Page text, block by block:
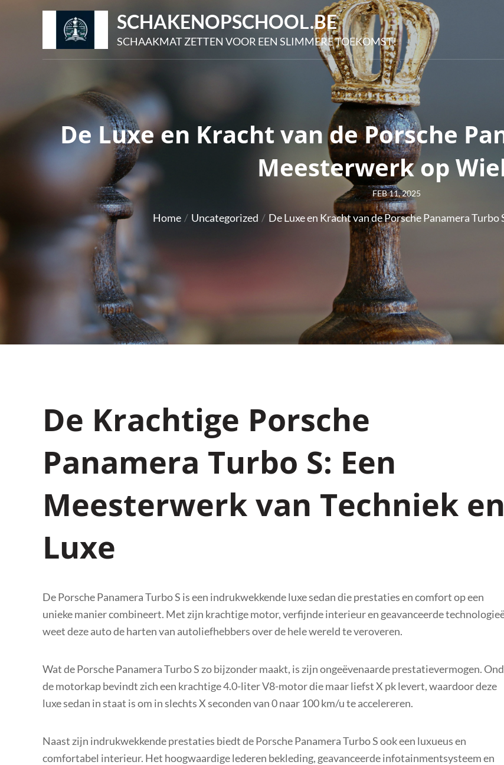
SCHAKENOPSCHOOL.BE
SCHAAKMAT ZETTEN VOOR EEN SLIMMERE TOEKOMST!
De Luxe en Kracht van de Porsche
Meesterwerk op
Posted
on
FEB 11, 2025
Home Uncategorized De Luxe en Kracht van de Porsche Panamera
De Krachtige Porsche
Panamera Turbo S: Een
Meesterwerk van Techniek en
Luxe
De Porsche Panamera Turbo S is een indrukwekkende luxe sedan die prestaties en comfort op een
unieke manier combineert. Met zijn krachtige motor, verfijnde interieur en geavanceerde
weet deze auto de harten van autoliefhebbers over de hele wereld te veroveren.
Wat de Porsche Panamera Turbo S zo bijzonder maakt, is zijn ongeëvenaarde prestatievermogen.
de motorkap bevindt zich een krachtige 4.0-liter V8-motor die maar liefst X pk levert, waardoor deze
luxe sedan in staat is om in slechts X seconden van 0 naar 100 km/u te accelereren.
Naast zijn indrukwekkende prestaties biedt de Porsche Panamera Turbo S ook een luxueus en
comfortabel interieur. Het hoogwaardige lederen bekleding, geavanceerde infotainmentsysteem en